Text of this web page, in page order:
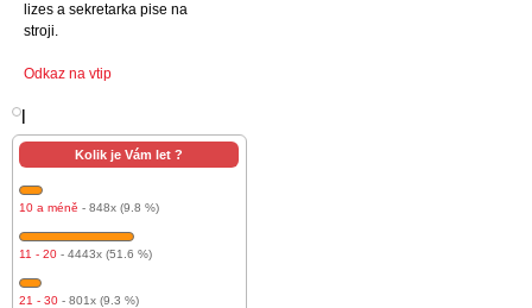
lizes a sekretarka pise na
stroji.
Odkaz na vtip
Kolik je Vám let ?
10 a méně - 848x (9.8 %)
11 - 20 - 4443x (51.6 %)
21 - 30 - 801x (9.3 %)